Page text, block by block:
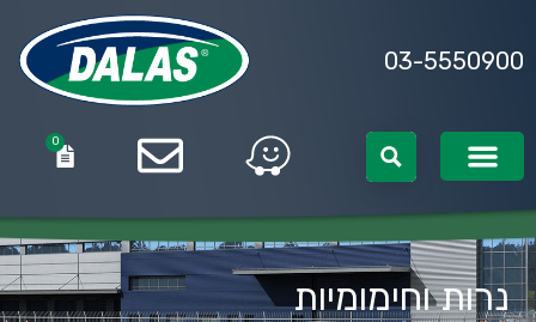
03-5550900
0
0 נרות וחימומיות